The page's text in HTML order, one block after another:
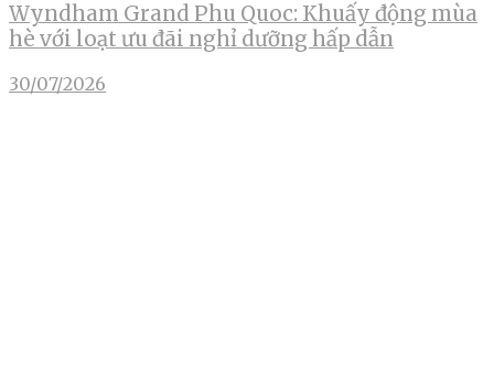
Wyndham Grand Phu Quoc: Khuấy động mùa
hè với loạt ưu đãi nghỉ dưỡng hấp dẫn
30/07/2026